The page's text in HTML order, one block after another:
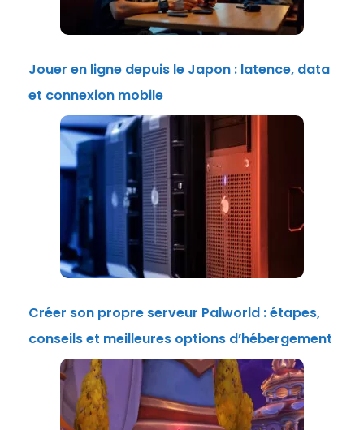
Jouer en ligne depuis le Japon : latence, data
et connexion mobile
Créer son propre serveur Palworld : étapes,
conseils et meilleures options d’hébergement